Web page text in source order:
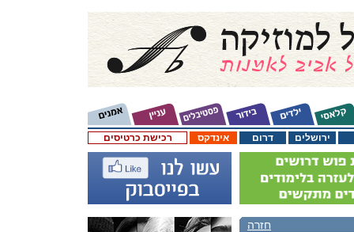
רכישת כרטיסים אינדקס דרום ירושלים
חזרה